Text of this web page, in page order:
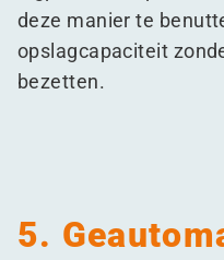
deze manier te
opslagcapaciteit
bezetten.
5.